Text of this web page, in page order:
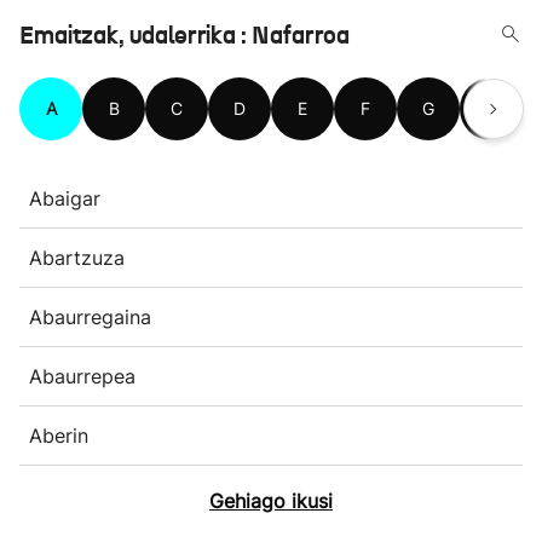
Emaitzak, udalerrika : Nafarroa
A B C D E F G H
Abaigar
Abartzuza
Abaurregaina
Abaurrepea
Aberin
Gehiago ikusi